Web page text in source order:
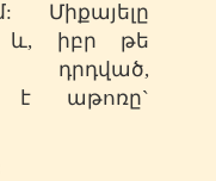
Միքայելը
և, իբր թե
դրդված,
է աթոռը`